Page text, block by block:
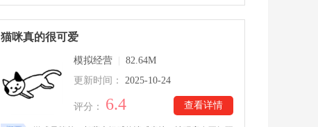
后，玩家需要在有限步数或条件内调整布局，寻找最佳消除路径
来完成目标。关卡设计采用逐步递进的难度曲线，随着进程推
进，会出现更复杂的图案组合与限制条件，使挑战性不断提升，
猫咪真的很可爱
模拟经营
82.64M
更新时间：
2025-10-24
查看详情
评分： 6.4